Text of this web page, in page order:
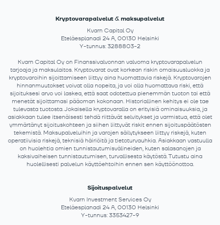
Kryptovarapalvelut & maksupalvelut
Kvarn Capital Oy
Eteläesplanadi 24 A, 00130 Helsinki
Y-tunnus: 3288803-2
Kvarn Capital Oy on Finanssivalvonnan valvoma kryptovarapalvelun
tarjoaja ja maksulaitos. Kryptovarat ovat korkean riskin omaisuusluokka ja
kryptovaroihin sijoittamiseen liittyy aina huomattavia riskejä. Kryptovarojen
hinnanmuutokset voivat olla nopeita, ja voi olla huomattava riski, että
sijoituksesi arvo voi laskea, että saat odotettua pienemmän tuoton tai että
menetät sijoittamasi pääoman kokonaan. Historiallinen kehitys ei ole tae
tulevasta tuotosta. Jokaisella kryptovaralla on erityisiä ominaisuuksia, ja
asiakkaan tulee itsenäisesti tehdä riittävät selvitykset ja varmistua, että olet
ymmärtänyt sijoituskohteen ja siihen liittyvät riskit ennen sijoituspäätösten
tekemistä. Maksupalveluihin ja varojen säilytykseen liittyy riskejä, kuten
operatiivisia riskejä, teknisiä häiriöitä ja tietoturvauhkia. Asiakkaan vastuulla
on huolehtia omien tunnistautumisvälineiden, kuten salasanojen ja
kaksivaiheisen tunnistautumisen, turvallisesta käytöstä. Tutustu aina
huolellisesti palvelun käyttöehtoihin ennen sen käyttöönottoa.
Sijoituspalvelut
Kvarn Investment Services Oy
Eteläesplanadi 24 A, 00130 Helsinki
Y-tunnus: 3353427-9